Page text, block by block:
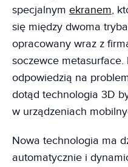
specjalnym ekranem,
się między dwoma
opracowany wraz z
soczewce metasurface.
odpowiedzią na
dotąd technologia 3D
w urządzeniach
Nowa technologia ma
automatycznie i